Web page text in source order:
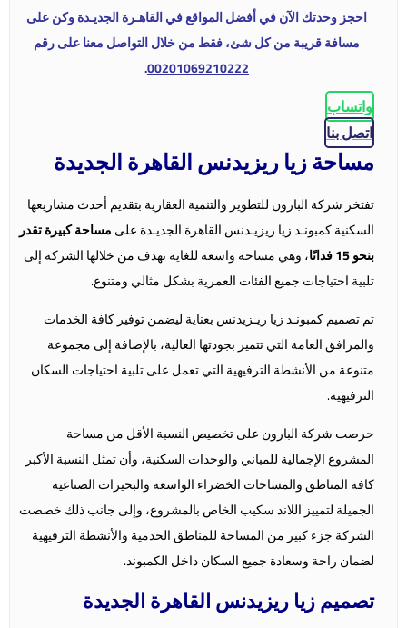
احجز وحدتك الآن في أفضل المواقع في القاهـرة الجديـدة وكن على
مسافة قريبة من كل شئ، فقط من خلال التواصل معنا على رقم
00201069210222
.
واتساب
اتصل بنا
مساحة زيا ريزيدنس القاهرة الجديدة
تفتخر شركة البارون للتطوير والتنمية العقارية بتقديم أحدث مشاريعها
السكنية كمبونـد زيا ريزيـدنس القاهرة الجديـدة علىمساحة كبيرة تقدر
بنحو 15 فدانًا
، وهي مساحة واسعة للغاية تهدف من خلالها الشركة إلى
تلبية احتياجات جميع الفئات العمرية بشكل مثالي ومتنوع.
تم تصميم كمبونـد زيا ريـزيدنس بعناية ليضمن توفير كافة الخدمات
والمرافق العامة التي تتميز بجودتها العالية، بالإضافة إلى مجموعة
متنوعة من الأنشطة الترفيهية التي تعمل على تلبية احتياجات السكان
الترفيهية.
حرصت شركة البارون على تخصيص النسبة الأقل من مساحة
المشروع الإجمالية للمباني والوحدات السكنية، وأن تمثل النسبة الأكبر
كافة المناطق والمساحات الخضراء الواسعة والبحيرات الصناعية
الجميلة لتمييز اللاند سكيب الخاص بالمشروع، وإلى جانب ذلك خصصت
الشركة جزء كبير من المساحة للمناطق الخدمية والأنشطة الترفيهية
لضمان راحة وسعادة جميع السكان داخل الكمبوند.
تصميم زيا ريزيدنس القاهرة الجديدة